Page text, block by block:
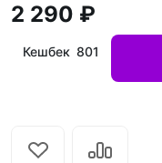
2 290 ₽
Кешбек 801